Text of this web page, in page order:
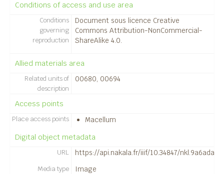
Conditions of access and use area
Conditions
governing
reproduction
Document sous licence Creative
Commons Attribution-NonCommercial-
ShareAlike 4.0.
Allied materials area
Related units of
description
00680, 00694
Access points
Place access points
Macellum
Digital object metadata
URL https://api.nakala.fr/iiif/10.34847/
Media type Image